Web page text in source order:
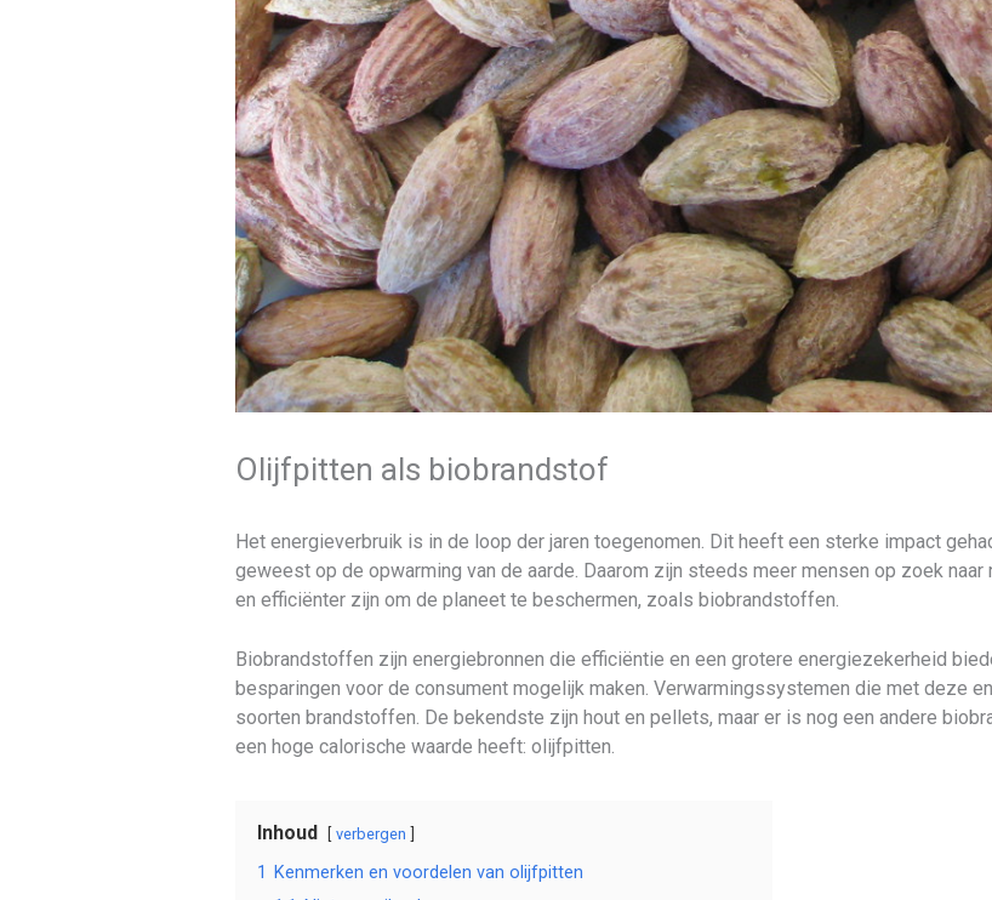
Olijfpitten als biobrandstof
Het energieverbruik is in de loop der jaren toegenomen. Dit heeft een sterke impact
geweest op de opwarming van de aarde. Daarom zijn steeds meer mensen op zoek
en efficiënter zijn om de planeet te beschermen, zoals biobrandstoffen.
Biobrandstoffen zijn energiebronnen die efficiëntie en een grotere energiezekerheid
besparingen voor de consument mogelijk maken. Verwarmingssystemen die met deze
soorten brandstoffen. De bekendste zijn hout en pellets, maar er is nog een andere
een hoge calorische waarde heeft: olijfpitten.
Inhoud verbergen
1 Kenmerken en voordelen van olijfpitten